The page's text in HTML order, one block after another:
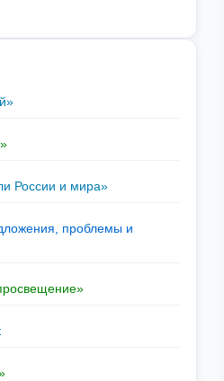
России и мира»
проблемы и